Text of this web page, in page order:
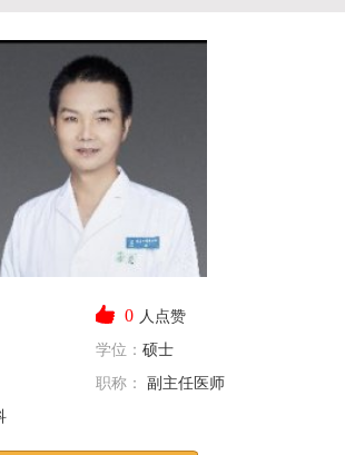
0 人点赞
学位： 硕士
职称：
副主任医师